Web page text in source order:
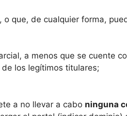
que, de cualquier forma,
a menos que se cuente
los legítimos titulares;
a no llevar a cabo ninguna